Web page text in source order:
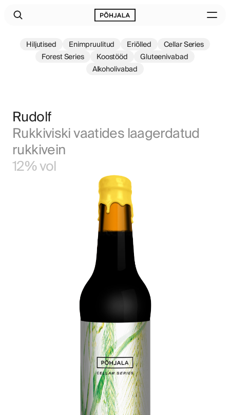
Hiljutised Enimpruulitud Eriõlled
Cellar Series
Forest Series
Koostööd
Gluteenivabad
Alkoholivabad
Rudolf
Rukkiviski vaatides laagerdatud
rukkivein
12% vol